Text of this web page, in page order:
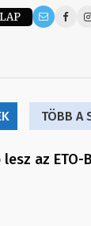
TÖBB A
lesz az